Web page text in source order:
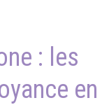
: les
en